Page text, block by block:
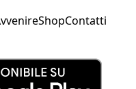
ShopContatti